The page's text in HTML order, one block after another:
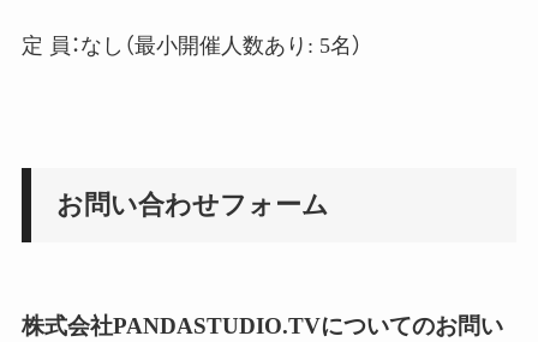
定 員：なし（最小開催人数あり: 5名）
お問い合わせフォーム
株式会社PANDASTUDIO.TVについてのお問い